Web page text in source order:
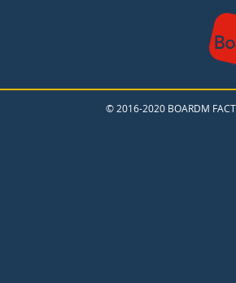
© 2016-2020 BOARDM